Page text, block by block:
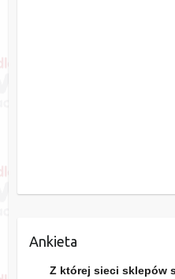
Ankieta
Z której sieci sklepów